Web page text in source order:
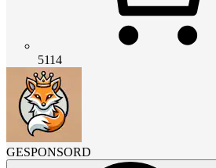
5114
GESPONSORD